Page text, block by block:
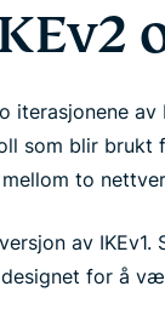
iterasjonene
som blir brukt
to
av IKEv1.
for å